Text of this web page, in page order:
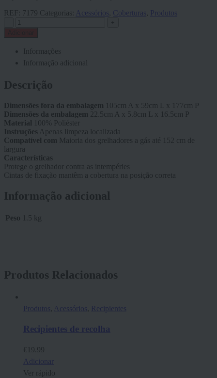
REF: 7179 Categorias: Acessórios Coberturas Produtos
-
Informações
Informação adicional
Descrição
Dimensões fora da embalagem 105cm A x 59cm L x 177cm P
Dimensões da embalagem 22.5cm A x 5.8cm L x 16.5cm P
Material 100% Poliéster
Instruções Apenas limpeza localizada
Compatível com Maioria dos grelhadores a gás até 152 cm de
largura
Características
Protege o grelhador contra as intempéries
Cintas de fixação mantêm a cobertura na posição correta
Informação adicional
Peso 1.5 kg
Produtos Relacionados
Produtos Acessórios Recipientes
Recipientes de recolha
€ 19.99
Adicionar
Ver rápido